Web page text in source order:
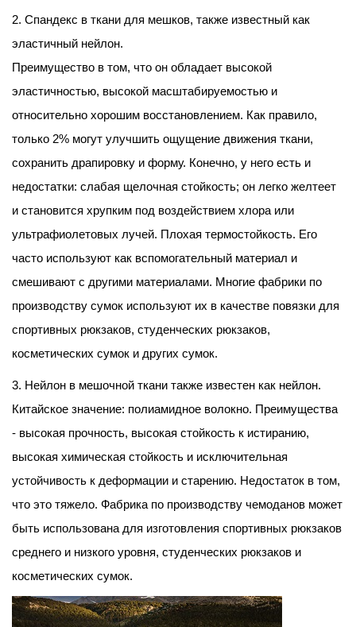
2. Спандекс в ткани для мешков, также известный как
эластичный нейлон.
Преимущество в том, что он обладает высокой
эластичностью, высокой масштабируемостью и
относительно хорошим восстановлением. Как правило,
только 2% могут улучшить ощущение движения ткани,
сохранить драпировку и форму. Конечно, у него есть и
недостатки: слабая щелочная стойкость; он легко желтеет
и становится хрупким под воздействием хлора или
ультрафиолетовых лучей. Плохая термостойкость. Его
часто используют как вспомогательный материал и
смешивают с другими материалами. Многие фабрики по
производству сумок используют их в качестве повязки для
спортивных рюкзаков, студенческих рюкзаков,
косметических сумок и других сумок.
3. Нейлон в мешочной ткани также известен как нейлон.
Китайское значение: полиамидное волокно. Преимущества
- высокая прочность, высокая стойкость к истиранию,
высокая химическая стойкость и исключительная
устойчивость к деформации и старению. Недостаток в том,
что это тяжело. Фабрика по производству чемоданов может
быть использована для изготовления спортивных рюкзаков
среднего и низкого уровня, студенческих рюкзаков и
косметических сумок.